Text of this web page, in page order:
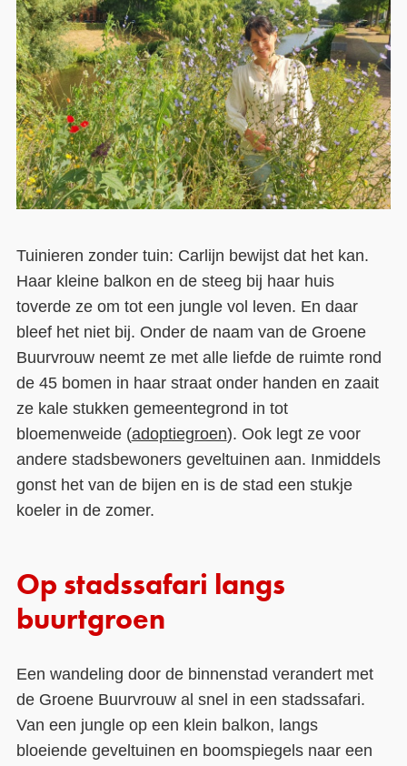
Tuinieren zonder tuin: Carlijn bewijst dat het kan.
Haar kleine balkon en de steeg bij haar huis
toverde ze om tot een jungle vol leven. En daar
bleef het niet bij. Onder de naam van de Groene
Buurvrouw neemt ze met alle liefde de ruimte rond
de 45 bomen in haar straat onder handen en zaait
ze kale stukken gemeentegrond in tot
bloemenweide (adoptiegroen). Ook legt ze voor
andere stadsbewoners geveltuinen aan. Inmiddels
gonst het van de bijen en is de stad een stukje
koeler in de zomer.
Op stadssafari langs
buurtgroen
Een wandeling door de binnenstad verandert met
de Groene Buurvrouw al snel in een stadssafari.
Van een jungle op een klein balkon, langs
bloeiende geveltuinen en boomspiegels naar een